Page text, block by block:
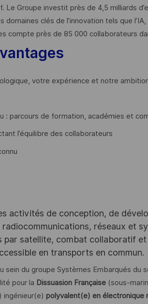
Groupe investit près de 4,5 milliards
clés de l’innovation tels que
compte près de 85 000 collaborateurs
votre expérience et notre
: parcours de formation, académies et
l’équilibre des collaborateurs
activités de conception, de
réseaux et
par satellite, combat collaboratif
en transports en commun.
sein du groupe Systèmes Embarqués du
pour la Dissuasion Française (sous-
ingénieur(e) polyvalent(e) en électronique